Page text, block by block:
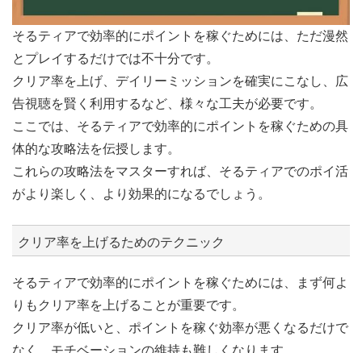
そるティアで効率的にポイントを稼ぐためには、ただ漫然
とプレイするだけでは不十分です。
クリア率を上げ、デイリーミッションを確実にこなし、広
告視聴を賢く利用するなど、様々な工夫が必要です。
ここでは、そるティアで効率的にポイントを稼ぐための具
体的な攻略法を伝授します。
これらの攻略法をマスターすれば、そるティアでのポイ活
がより楽しく、より効果的になるでしょう。
クリア率を上げるためのテクニック
そるティアで効率的にポイントを稼ぐためには、まず何よ
りもクリア率を上げることが重要です。
クリア率が低いと、ポイントを稼ぐ効率が悪くなるだけで